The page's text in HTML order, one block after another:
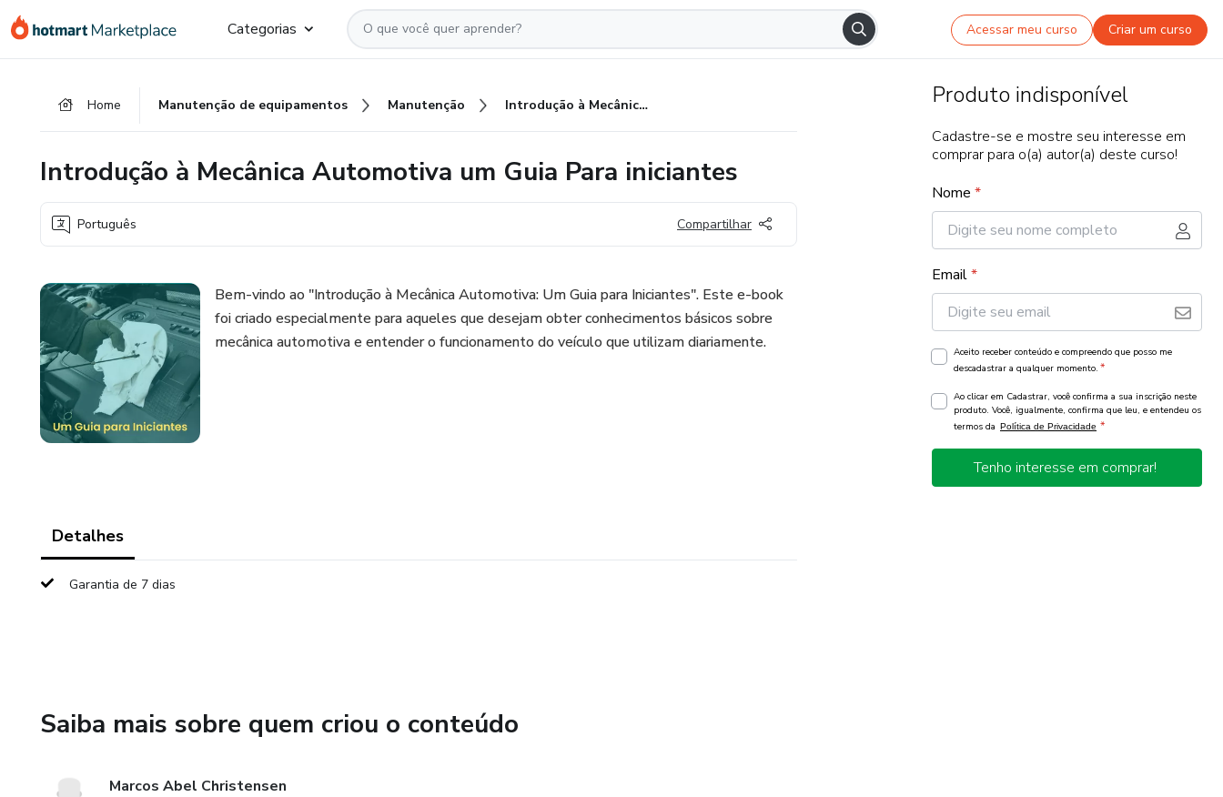
para
para
para
Categorias Acessar meu curso Criar um curso
Home Manutenção de equipamentos Manutenção Introdução à Mecânica Automotiva um Guia Para iniciantes
Introdução à Mecânica Automotiva um Guia Para iniciantes
Português Compartilhar
Bem-vindo ao "Introdução à Mecânica Automotiva: Um Guia para Iniciantes". Este e-book
foi criado especialmente para aqueles que desejam obter conhecimentos básicos sobre
mecânica automotiva e entender o funcionamento do veículo que utilizam diariamente.
Detalhes
Garantia de 7 dias
Saiba mais sobre quem criou o conteúdo
Marcos Abel Christensen
Produto indisponível
Cadastre-se e mostre seu interesse em
comprar para o(a) autor(a) deste curso!
Nome *
Email*
Aceito receber conteúdo e compreendo que posso me
descadastrar a qualquer momento. *
Ao clicar em Cadastrar, você confirma a sua inscrição neste
produto. Você, igualmente, confirma que leu, e entendeu os
termos da Política de Privacidade *
Tenho interesse em comprar!